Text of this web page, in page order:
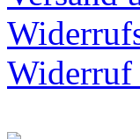
Widerruf